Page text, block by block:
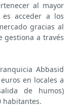
al mayor
acceder a los
gracias al
gestiona a través
Abbasid
en locales a
de humos)
habitantes.